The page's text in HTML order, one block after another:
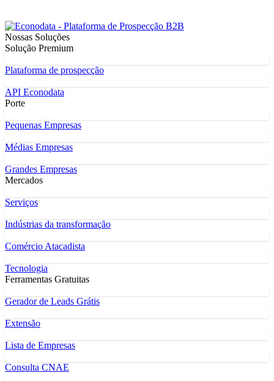
Nossas Soluções
Solução Premium
Plataforma de prospecção
API Econodata
Porte
Pequenas Empresas
Médias Empresas
Grandes Empresas
Mercados
Serviços
Indústrias da transformação
Comércio Atacadista
Tecnologia
Ferramentas Gratuitas
Gerador de Leads Grátis
Extensão
Lista de Empresas
Consulta CNAE